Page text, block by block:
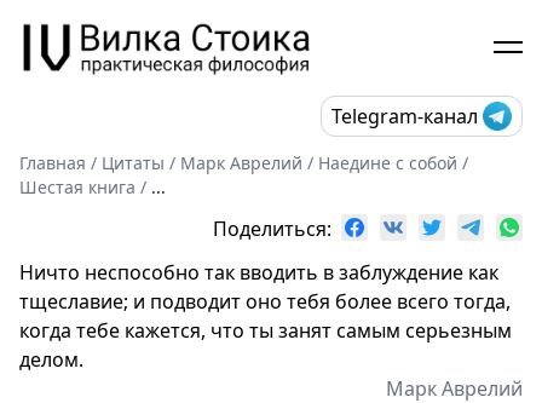
Telegram-канал
Главная / Цитаты / Марк Аврелий / Наедине с собой /
Шестая книга / ...
Поделиться:
Ничто неспособно так вводить в заблуждение как
тщеславие; и подводит оно тебя более всего тогда,
когда тебе кажется, что ты занят самым серьезным
делом.
Марк Аврелий